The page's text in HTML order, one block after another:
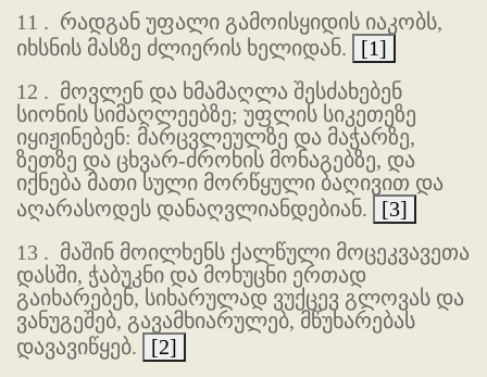
11 . რადგან უფალი გამოისყიდის იაკობს,
იხსნის მასზე ძლიერის ხელიდან.
[1]
12 . მოვლენ და ხმამაღლა შესძახებენ
სიონის სიმაღლეებზე; უფლის სიკეთეზე
იყიჟინებენ: მარცვლეულზე და მაჭარზე,
ზეთზე და ცხვარ-ძროხის მონაგებზე, და
იქნება მათი სული მორწყული ბაღივით და
აღარასოდეს დანაღვლიანდებიან.
[3]
13 . მაშინ მოილხენს ქალწული მოცეკვავეთა
დასში, ჭაბუკნი და მოხუცნი ერთად
გაიხარებენ, სიხარულად ვუქცევ გლოვას და
ვანუგეშებ, გავამხიარულებ, მწუხარებას
დავავიწყებ.
[2]